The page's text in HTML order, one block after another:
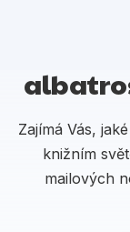
Zajímá Vás,
knižním
mailových